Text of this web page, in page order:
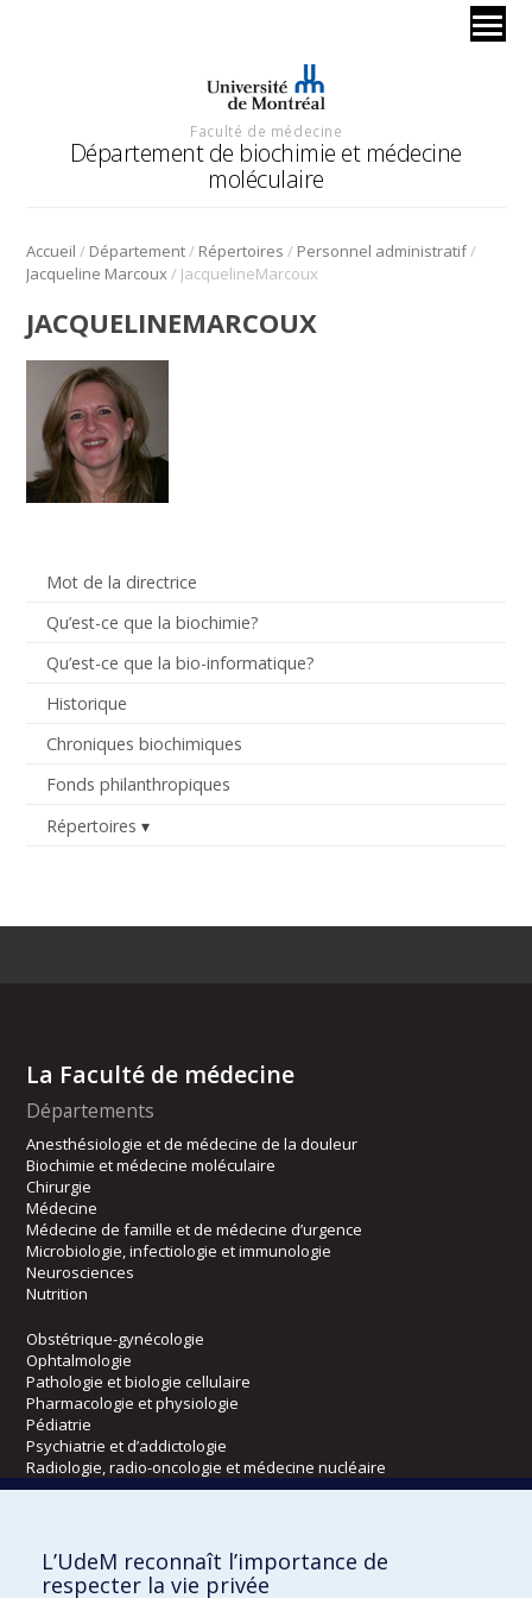
Faculté de médecine
Département de biochimie et médecine
moléculaire
Accueil / Département/ Répertoires / Personnel administratif/
Jacqueline Marcoux/ JacquelineMarcoux
Mot de la directrice
Qu’est-ce que la biochimie?
Qu’est-ce que la bio-informatique?
Historique
Chroniques biochimiques
Fonds philanthropiques
Répertoires
JACQUELINEMARCOUX
La Faculté de médecine
Départements
Anesthésiologie et de médecine de la douleur
Biochimie et médecine moléculaire
Chirurgie
Médecine
Médecine de famille et de médecine d’urgence
Microbiologie, infectiologie et immunologie
Neurosciences
Nutrition
Obstétrique-gynécologie
Ophtalmologie
Pathologie et biologie cellulaire
Pharmacologie et physiologie
Pédiatrie
Psychiatrie et d’addictologie
Radiologie, radio-oncologie et médecine nucléaire
Écoles
Kinésiologie et des sciences de l’activité physique
L’UdeM reconnaît l’importance de
respecter la vie privée